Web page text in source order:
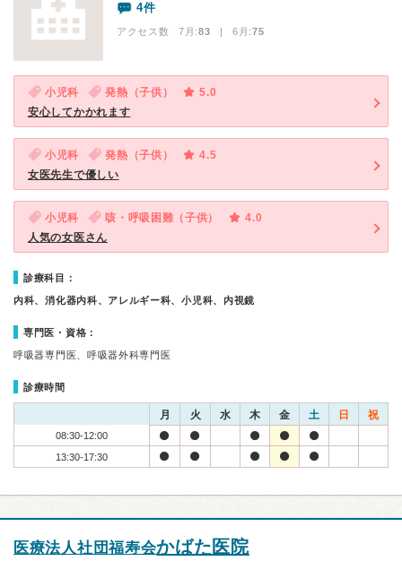
4件
アクセス数 7月:83 | 6月:75
小児科 発熱（子供）
5.0
安心してかかれます
小児科 発熱（子供）
4.5
女医先生で優しい
小児科 咳・呼吸困難（子供）
4.0
人気の女医さん
診療科目：
内科、消化器内科、アレルギー科、小児科、内視鏡
専門医・資格：
呼吸器専門医、呼吸器外科専門医
診療時間
月 火 水 木 金 土 日 祝
08:30-12:00
13:30-17:30
医療法人社団福寿会かばた医院